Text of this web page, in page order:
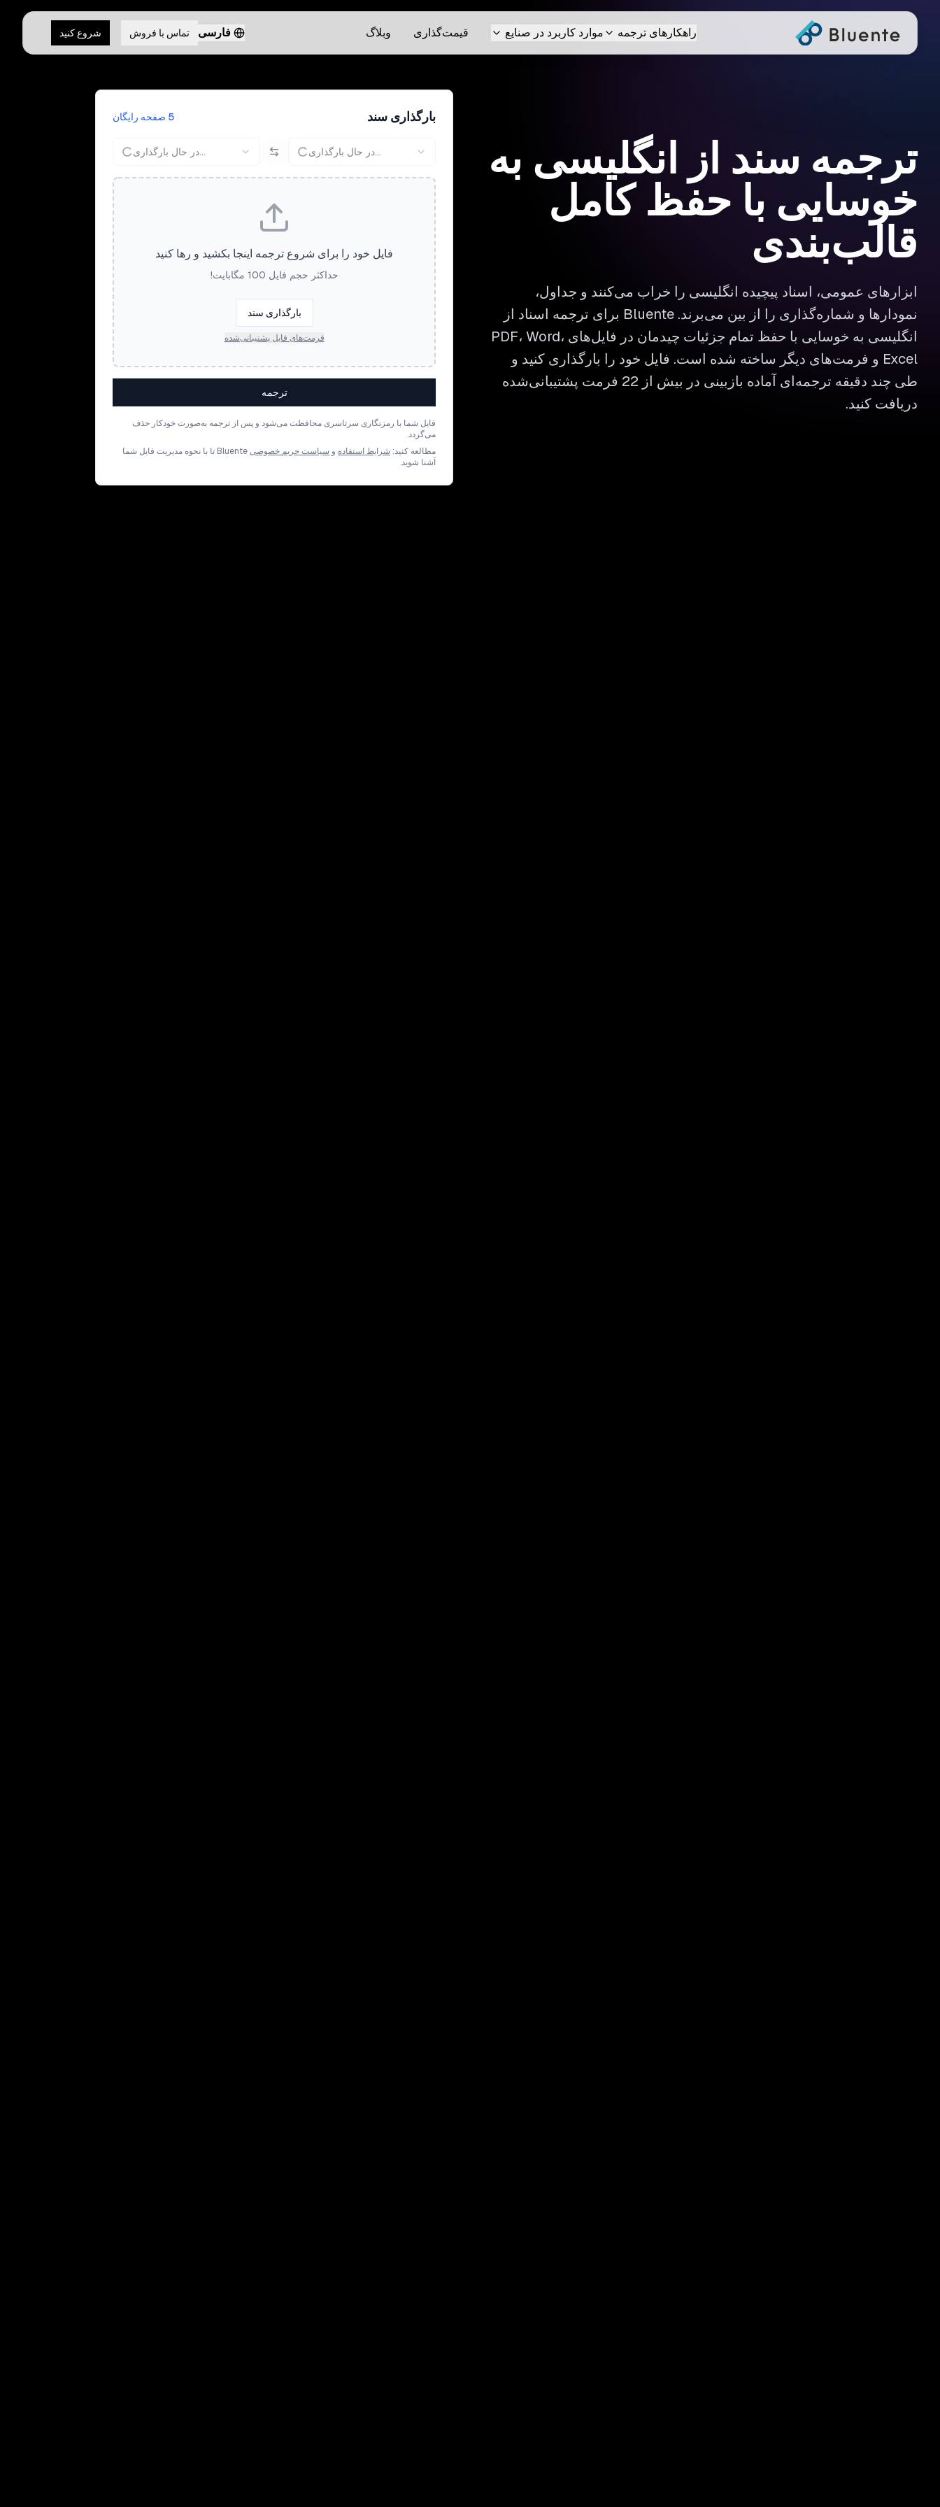
راهکارهای ترجمه موارد کاربرد در صنایع قیمت‌گذاری وبلاگ فارسی تماس با فروش شروع کنید
ترجمه سند از انگلیسی به
خوسایی با حفظ کامل
قالب‌بندی
ابزارهای عمومی، اسناد پیچیده انگلیسی را خراب می‌کنند و جداول،
نمودارها و شماره‌گذاری را از بین می‌برند. Bluente برای ترجمه اسناد از
انگلیسی به خوسایی با حفظ تمام جزئیات چیدمان در فایل‌های PDF، Word،
Excel و فرمت‌های دیگر ساخته شده است. فایل خود را بارگذاری کنید و
طی چند دقیقه ترجمه‌ای آماده بازبینی در بیش از 22 فرمت پشتیبانی‌شده
دریافت کنید.
بارگذاری سند 5 صفحه رایگان
در حال بارگذاری... در حال بارگذاری...
فایل خود را برای شروع ترجمه اینجا بکشید و رها کنید
حداکثر حجم فایل 100 مگابایت!
بارگذاری سند
فرمت‌های فایل پشتیبانی‌شده
ترجمه
فایل شما با رمزنگاری سرتاسری محافظت می‌شود و پس از ترجمه به‌صورت خودکار حذف
می‌گردد.
مطالعه کنید: شرایط استفاده و سیاست حریم خصوصی
Bluente تا با نحوه مدیریت فایل شما
آشنا شوید.